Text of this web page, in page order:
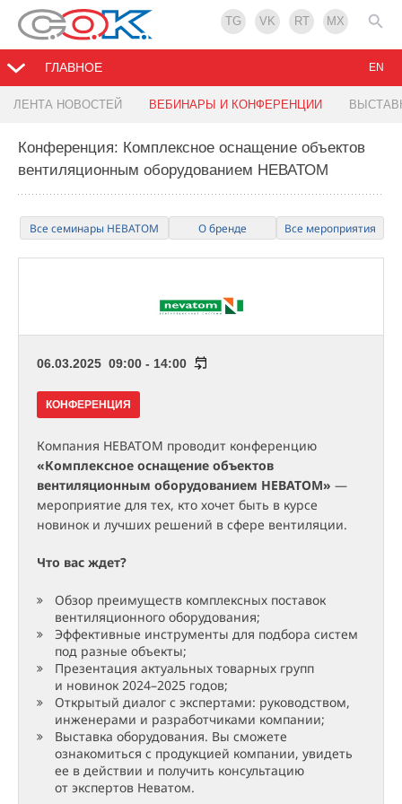
TG VK RT MX
ГЛАВНОЕ
ЛЕНТА НОВОСТЕЙ ВЕБИНАРЫ И КОНФЕРЕНЦИИ
EN
Конференция: Комплексное оснащение объектов
вентиляционным оборудованием НЕВАТОМ
Все семинары НЕВАТОМ О бренде Все мероприятия
06.03.2025 09:00 - 14:00
КОНФЕРЕНЦИЯ
Компания НЕВАТОМ проводит конференцию
«Комплексное оснащение объектов
вентиляционным оборудованием НЕВАТОМ» —
мероприятие для тех, кто хочет быть в курсе
новинок и лучших решений в сфере вентиляции.
Что вас ждет?
Обзор преимуществ комплексных поставок
вентиляционного оборудования;
Эффективные инструменты для подбора систем
под разные объекты;
Презентация актуальных товарных групп
и новинок 2024–2025 годов;
Открытый диалог с экспертами: руководством,
инженерами и разработчиками компании;
Выставка оборудования. Вы сможете
ознакомиться с продукцией компании, увидеть
ее в действии и получить консультацию
от экспертов Неватом.